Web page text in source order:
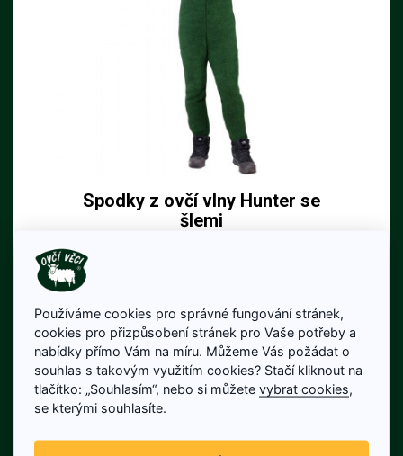
Spodky z ovčí vlny Hunter se
šlemi
Myslivecké spodky z ovčí vlny vyšší se
Cena bez DPH: 2 355 Kč
Skladem
Detail produktu
Používáme cookies pro správné fungování stránek,
cookies pro přizpůsobení stránek pro Vaše potřeby a
nabídky přímo Vám na míru. Můžeme Vás požádat o
souhlas s takovým využitím cookies? Stačí kliknout na
tlačítko: „Souhlasím“, nebo si můžetevybrat cookies,
se kterými souhlasíte.